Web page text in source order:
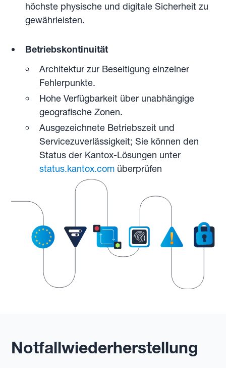
höchste physische und digitale Sicherheit zu
gewährleisten.
Betriebskontinuität
Architektur zur Beseitigung einzelner
Fehlerpunkte.
Hohe Verfügbarkeit über unabhängige
geografische Zonen.
Ausgezeichnete Betriebszeit und
Servicezuverlässigkeit; Sie können den
Status der Kantox-Lösungen unter
status.kantox.com überprüfen
Notfallwiederherstellung